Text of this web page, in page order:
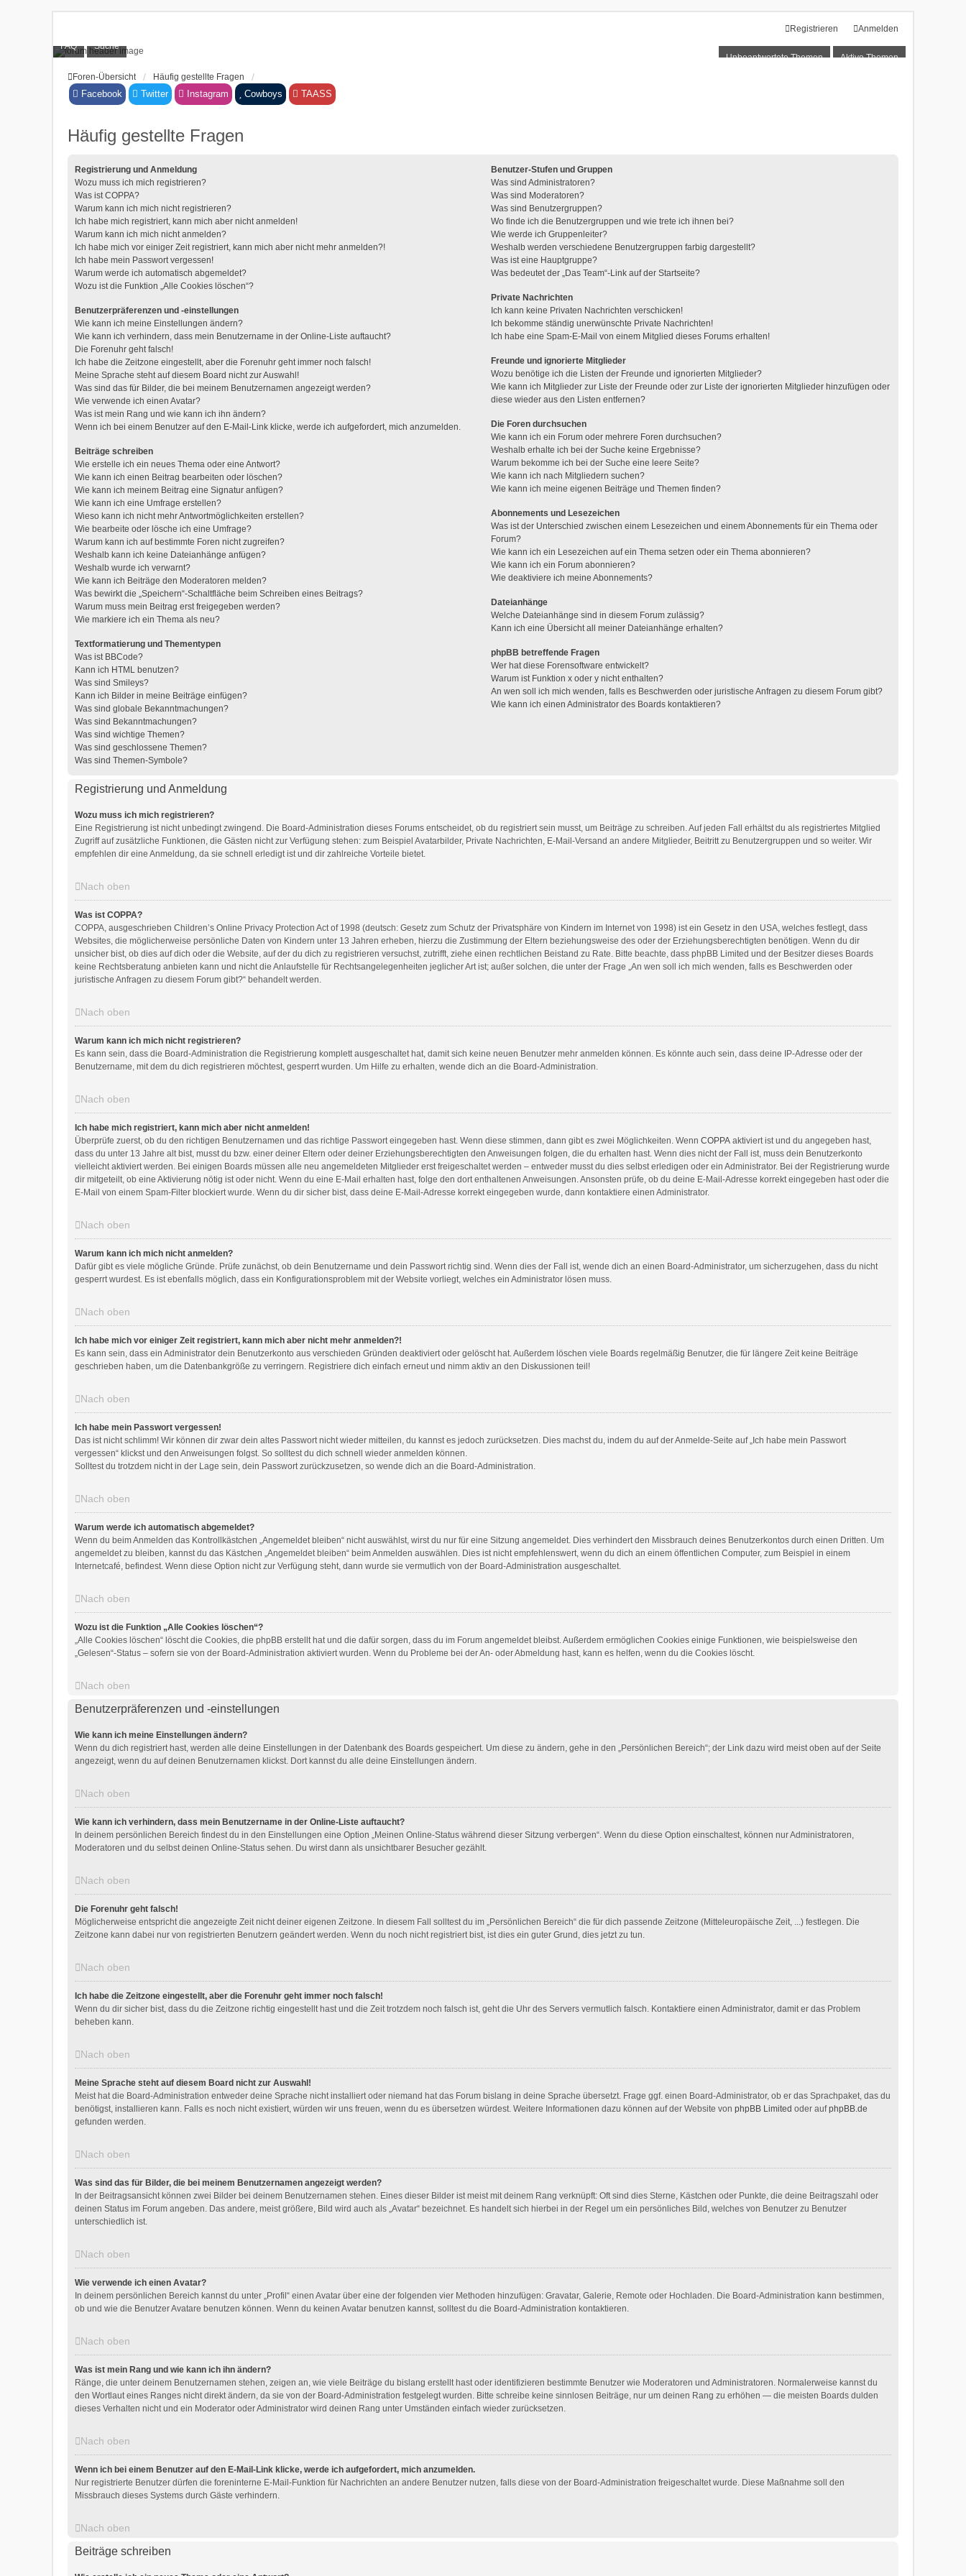
Anmelden
Registrieren
Unbeantwortete Themen Aktive Themen
FAQ Suche
Foren-Übersicht Häufig gestellte Fragen
Facebook Twitter Instagram Cowboys TAASS
Häufig gestellte Fragen
Registrierung und Anmeldung
Wozu muss ich mich registrieren?
Was ist COPPA?
Warum kann ich mich nicht registrieren?
Ich habe mich registriert, kann mich aber nicht anmelden!
Warum kann ich mich nicht anmelden?
Ich habe mich vor einiger Zeit registriert, kann mich aber nicht mehr anmelden?!
Ich habe mein Passwort vergessen!
Warum werde ich automatisch abgemeldet?
Wozu ist die Funktion „Alle Cookies löschen“?
Benutzerpräferenzen und -einstellungen
Wie kann ich meine Einstellungen ändern?
Wie kann ich verhindern, dass mein Benutzername in der Online-Liste auftaucht?
Die Forenuhr geht falsch!
Ich habe die Zeitzone eingestellt, aber die Forenuhr geht immer noch falsch!
Meine Sprache steht auf diesem Board nicht zur Auswahl!
Was sind das für Bilder, die bei meinem Benutzernamen angezeigt werden?
Wie verwende ich einen Avatar?
Was ist mein Rang und wie kann ich ihn ändern?
Wenn ich bei einem Benutzer auf den E-Mail-Link klicke, werde ich aufgefordert, mich anzumelden.
Beiträge schreiben
Wie erstelle ich ein neues Thema oder eine Antwort?
Wie kann ich einen Beitrag bearbeiten oder löschen?
Wie kann ich meinem Beitrag eine Signatur anfügen?
Wie kann ich eine Umfrage erstellen?
Wieso kann ich nicht mehr Antwortmöglichkeiten erstellen?
Wie bearbeite oder lösche ich eine Umfrage?
Warum kann ich auf bestimmte Foren nicht zugreifen?
Weshalb kann ich keine Dateianhänge anfügen?
Weshalb wurde ich verwarnt?
Wie kann ich Beiträge den Moderatoren melden?
Was bewirkt die „Speichern“-Schaltfläche beim Schreiben eines Beitrags?
Warum muss mein Beitrag erst freigegeben werden?
Wie markiere ich ein Thema als neu?
Textformatierung und Thementypen
Was ist BBCode?
Kann ich HTML benutzen?
Was sind Smileys?
Kann ich Bilder in meine Beiträge einfügen?
Was sind globale Bekanntmachungen?
Was sind Bekanntmachungen?
Was sind wichtige Themen?
Was sind geschlossene Themen?
Was sind Themen-Symbole?
Benutzer-Stufen und Gruppen
Was sind Administratoren?
Was sind Moderatoren?
Was sind Benutzergruppen?
Wo finde ich die Benutzergruppen und wie trete ich ihnen bei?
Wie werde ich Gruppenleiter?
Weshalb werden verschiedene Benutzergruppen farbig dargestellt?
Was ist eine Hauptgruppe?
Was bedeutet der „Das Team“-Link auf der Startseite?
Private Nachrichten
Ich kann keine Privaten Nachrichten verschicken!
Ich bekomme ständig unerwünschte Private Nachrichten!
Ich habe eine Spam-E-Mail von einem Mitglied dieses Forums erhalten!
Freunde und ignorierte Mitglieder
Wozu benötige ich die Listen der Freunde und ignorierten Mitglieder?
Wie kann ich Mitglieder zur Liste der Freunde oder zur Liste der ignorierten Mitglieder hinzufügen oder
diese wieder aus den Listen entfernen?
Die Foren durchsuchen
Wie kann ich ein Forum oder mehrere Foren durchsuchen?
Weshalb erhalte ich bei der Suche keine Ergebnisse?
Warum bekomme ich bei der Suche eine leere Seite?
Wie kann ich nach Mitgliedern suchen?
Wie kann ich meine eigenen Beiträge und Themen finden?
Abonnements und Lesezeichen
Was ist der Unterschied zwischen einem Lesezeichen und einem Abonnements für ein Thema oder
Forum?
Wie kann ich ein Lesezeichen auf ein Thema setzen oder ein Thema abonnieren?
Wie kann ich ein Forum abonnieren?
Wie deaktiviere ich meine Abonnements?
Dateianhänge
Welche Dateianhänge sind in diesem Forum zulässig?
Kann ich eine Übersicht all meiner Dateianhänge erhalten?
phpBB betreffende Fragen
Wer hat diese Forensoftware entwickelt?
Warum ist Funktion x oder y nicht enthalten?
An wen soll ich mich wenden, falls es Beschwerden oder juristische Anfragen zu diesem Forum gibt?
Wie kann ich einen Administrator des Boards kontaktieren?
Registrierung und Anmeldung
Wozu muss ich mich registrieren?
Eine Registrierung ist nicht unbedingt zwingend. Die Board-Administration dieses Forums entscheidet, ob du registriert sein musst, um Beiträge zu schreiben. Auf jeden Fall erhältst du als registriertes Mitglied
Zugriff auf zusätzliche Funktionen, die Gästen nicht zur Verfügung stehen: zum Beispiel Avatarbilder, Private Nachrichten, E-Mail-Versand an andere Mitglieder, Beitritt zu Benutzergruppen und so weiter. Wir
empfehlen dir eine Anmeldung, da sie schnell erledigt ist und dir zahlreiche Vorteile bietet.
Nach oben
Was ist COPPA?
COPPA, ausgeschrieben Children’s Online Privacy Protection Act of 1998 (deutsch: Gesetz zum Schutz der Privatsphäre von Kindern im Internet von 1998) ist ein Gesetz in den USA, welches festlegt, dass
Websites, die möglicherweise persönliche Daten von Kindern unter 13 Jahren erheben, hierzu die Zustimmung der Eltern beziehungsweise des oder der Erziehungsberechtigten benötigen. Wenn du dir
unsicher bist, ob dies auf dich oder die Website, auf der du dich zu registrieren versuchst, zutrifft, ziehe einen rechtlichen Beistand zu Rate. Bitte beachte, dass phpBB Limited und der Besitzer dieses Boards
keine Rechtsberatung anbieten kann und nicht die Anlaufstelle für Rechtsangelegenheiten jeglicher Art ist; außer solchen, die unter der Frage „An wen soll ich mich wenden, falls es Beschwerden oder
juristische Anfragen zu diesem Forum gibt?“ behandelt werden.
Nach oben
Warum kann ich mich nicht registrieren?
Es kann sein, dass die Board-Administration die Registrierung komplett ausgeschaltet hat, damit sich keine neuen Benutzer mehr anmelden können. Es könnte auch sein, dass deine IP-Adresse oder der
Benutzername, mit dem du dich registrieren möchtest, gesperrt wurden. Um Hilfe zu erhalten, wende dich an die Board-Administration.
Nach oben
Ich habe mich registriert, kann mich aber nicht anmelden!
Überprüfe zuerst, ob du den richtigen Benutzernamen und das richtige Passwort eingegeben hast. Wenn diese stimmen, dann gibt es zwei Möglichkeiten. Wenn COPPA aktiviert ist und du angegeben hast,
dass du unter 13 Jahre alt bist, musst du bzw. einer deiner Eltern oder deiner Erziehungsberechtigten den Anweisungen folgen, die du erhalten hast. Wenn dies nicht der Fall ist, muss dein Benutzerkonto
vielleicht aktiviert werden. Bei einigen Boards müssen alle neu angemeldeten Mitglieder erst freigeschaltet werden – entweder musst du dies selbst erledigen oder ein Administrator. Bei der Registrierung wurde
dir mitgeteilt, ob eine Aktivierung nötig ist oder nicht. Wenn du eine E-Mail erhalten hast, folge den dort enthaltenen Anweisungen. Ansonsten prüfe, ob du deine E-Mail-Adresse korrekt eingegeben hast oder die
E-Mail von einem Spam-Filter blockiert wurde. Wenn du dir sicher bist, dass deine E-Mail-Adresse korrekt eingegeben wurde, dann kontaktiere einen Administrator.
Nach oben
Warum kann ich mich nicht anmelden?
Dafür gibt es viele mögliche Gründe. Prüfe zunächst, ob dein Benutzername und dein Passwort richtig sind. Wenn dies der Fall ist, wende dich an einen Board-Administrator, um sicherzugehen, dass du nicht
gesperrt wurdest. Es ist ebenfalls möglich, dass ein Konfigurationsproblem mit der Website vorliegt, welches ein Administrator lösen muss.
Nach oben
Ich habe mich vor einiger Zeit registriert, kann mich aber nicht mehr anmelden?!
Es kann sein, dass ein Administrator dein Benutzerkonto aus verschieden Gründen deaktiviert oder gelöscht hat. Außerdem löschen viele Boards regelmäßig Benutzer, die für längere Zeit keine Beiträge
geschrieben haben, um die Datenbankgröße zu verringern. Registriere dich einfach erneut und nimm aktiv an den Diskussionen teil!
Nach oben
Ich habe mein Passwort vergessen!
Das ist nicht schlimm! Wir können dir zwar dein altes Passwort nicht wieder mitteilen, du kannst es jedoch zurücksetzen. Dies machst du, indem du auf der Anmelde-Seite auf „Ich habe mein Passwort
vergessen“ klickst und den Anweisungen folgst. So solltest du dich schnell wieder anmelden können.
Solltest du trotzdem nicht in der Lage sein, dein Passwort zurückzusetzen, so wende dich an die Board-Administration.
Nach oben
Warum werde ich automatisch abgemeldet?
Wenn du beim Anmelden das Kontrollkästchen „Angemeldet bleiben“ nicht auswählst, wirst du nur für eine Sitzung angemeldet. Dies verhindert den Missbrauch deines Benutzerkontos durch einen Dritten. Um
angemeldet zu bleiben, kannst du das Kästchen „Angemeldet bleiben“ beim Anmelden auswählen. Dies ist nicht empfehlenswert, wenn du dich an einem öffentlichen Computer, zum Beispiel in einem
Internetcafé, befindest. Wenn diese Option nicht zur Verfügung steht, dann wurde sie vermutlich von der Board-Administration ausgeschaltet.
Nach oben
Wozu ist die Funktion „Alle Cookies löschen“?
„Alle Cookies löschen“ löscht die Cookies, die phpBB erstellt hat und die dafür sorgen, dass du im Forum angemeldet bleibst. Außerdem ermöglichen Cookies einige Funktionen, wie beispielsweise den
„Gelesen“-Status – sofern sie von der Board-Administration aktiviert wurden. Wenn du Probleme bei der An- oder Abmeldung hast, kann es helfen, wenn du die Cookies löscht.
Nach oben
Benutzerpräferenzen und -einstellungen
Wie kann ich meine Einstellungen ändern?
Wenn du dich registriert hast, werden alle deine Einstellungen in der Datenbank des Boards gespeichert. Um diese zu ändern, gehe in den „Persönlichen Bereich“; der Link dazu wird meist oben auf der Seite
angezeigt, wenn du auf deinen Benutzernamen klickst. Dort kannst du alle deine Einstellungen ändern.
Nach oben
Wie kann ich verhindern, dass mein Benutzername in der Online-Liste auftaucht?
In deinem persönlichen Bereich findest du in den Einstellungen eine Option „Meinen Online-Status während dieser Sitzung verbergen“. Wenn du diese Option einschaltest, können nur Administratoren,
Moderatoren und du selbst deinen Online-Status sehen. Du wirst dann als unsichtbarer Besucher gezählt.
Nach oben
Die Forenuhr geht falsch!
Möglicherweise entspricht die angezeigte Zeit nicht deiner eigenen Zeitzone. In diesem Fall solltest du im „Persönlichen Bereich“ die für dich passende Zeitzone (Mitteleuropäische Zeit, ...) festlegen. Die
Zeitzone kann dabei nur von registrierten Benutzern geändert werden. Wenn du noch nicht registriert bist, ist dies ein guter Grund, dies jetzt zu tun.
Nach oben
Ich habe die Zeitzone eingestellt, aber die Forenuhr geht immer noch falsch!
Wenn du dir sicher bist, dass du die Zeitzone richtig eingestellt hast und die Zeit trotzdem noch falsch ist, geht die Uhr des Servers vermutlich falsch. Kontaktiere einen Administrator, damit er das Problem
beheben kann.
Nach oben
Meine Sprache steht auf diesem Board nicht zur Auswahl!
Meist hat die Board-Administration entweder deine Sprache nicht installiert oder niemand hat das Forum bislang in deine Sprache übersetzt. Frage ggf. einen Board-Administrator, ob er das Sprachpaket, das du
benötigst, installieren kann. Falls es noch nicht existiert, würden wir uns freuen, wenn du es übersetzen würdest. Weitere Informationen dazu können auf der Website von phpBB Limited oder aufphpBB.de
gefunden werden.
Nach oben
Was sind das für Bilder, die bei meinem Benutzernamen angezeigt werden?
In der Beitragsansicht können zwei Bilder bei deinem Benutzernamen stehen. Eines dieser Bilder ist meist mit deinem Rang verknüpft: Oft sind dies Sterne, Kästchen oder Punkte, die deine Beitragszahl oder
deinen Status im Forum angeben. Das andere, meist größere, Bild wird auch als „Avatar“ bezeichnet. Es handelt sich hierbei in der Regel um ein persönliches Bild, welches von Benutzer zu Benutzer
unterschiedlich ist.
Nach oben
Wie verwende ich einen Avatar?
In deinem persönlichen Bereich kannst du unter „Profil“ einen Avatar über eine der folgenden vier Methoden hinzufügen: Gravatar, Galerie, Remote oder Hochladen. Die Board-Administration kann bestimmen,
ob und wie die Benutzer Avatare benutzen können. Wenn du keinen Avatar benutzen kannst, solltest du die Board-Administration kontaktieren.
Nach oben
Was ist mein Rang und wie kann ich ihn ändern?
Ränge, die unter deinem Benutzernamen stehen, zeigen an, wie viele Beiträge du bislang erstellt hast oder identifizieren bestimmte Benutzer wie Moderatoren und Administratoren. Normalerweise kannst du
den Wortlaut eines Ranges nicht direkt ändern, da sie von der Board-Administration festgelegt wurden. Bitte schreibe keine sinnlosen Beiträge, nur um deinen Rang zu erhöhen — die meisten Boards dulden
dieses Verhalten nicht und ein Moderator oder Administrator wird deinen Rang unter Umständen einfach wieder zurücksetzen.
Nach oben
Wenn ich bei einem Benutzer auf den E-Mail-Link klicke, werde ich aufgefordert, mich anzumelden.
Nur registrierte Benutzer dürfen die foreninterne E-Mail-Funktion für Nachrichten an andere Benutzer nutzen, falls diese von der Board-Administration freigeschaltet wurde. Diese Maßnahme soll den
Missbrauch dieses Systems durch Gäste verhindern.
Nach oben
Beiträge schreiben